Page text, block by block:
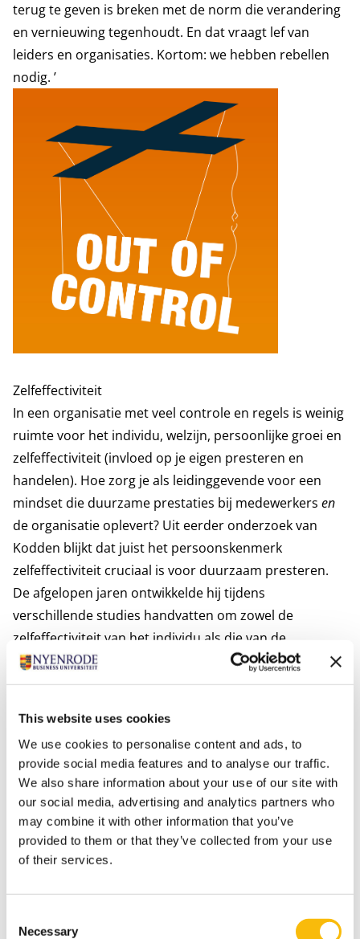
This website uses cookies
We use cookies to personalise content and ads, to
provide social media features and to analyse our traffic.
We also share information about your use of our site with
our social media, advertising and analytics partners who
may combine it with other information that you’ve
provided to them or that they’ve collected from your use
of their services.
Selection
Necessary
terug te geven is breken met de norm die verandering
en vernieuwing tegenhoudt. En dat vraagt lef van
leiders en organisaties. Kortom: we hebben rebellen
nodig. ’
Zelfeffectiviteit
In een organisatie met veel controle en regels is weinig
ruimte voor het individu, welzijn, persoonlijke groei en
zelfeffectiviteit (invloed op je eigen presteren en
handelen). Hoe zorg je als leidinggevende voor een
mindset die duurzame prestaties bij medewerkers en
de organisatie oplevert? Uit eerder onderzoek van
Kodden blijkt dat juist het persoonskenmerk
zelfeffectiviteit cruciaal is voor duurzaam presteren.
De afgelopen jaren ontwikkelde hij tijdens
verschillende studies handvatten om zowel de
zelfeffectiviteit van het individu als die van de
organisatie te kunnen versterken. ‘Wanneer ruimte
ontstaat voor het belang van het individu en je dit voor
medewerkers, die beter presteren en bovendien
langer bij je blijven werken. En dat is in deze tijd geen
overbodige luxe’ volgens Kodden.
Controller in control?
Als er een groep is die zich juist conformistisch lijkt te
moeten gedragen dan zijn het controllers: ze zijn
gewend aan veel regels, procedures en systemen. Dat
en doen? En bevordert dit hun prestaties? Kodden